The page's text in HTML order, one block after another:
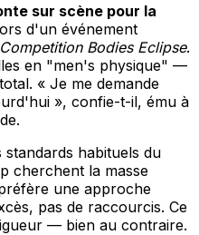
sur scène pour la
d'un événement
Bodies Eclipse.
en "men's physique" —
« Je me demande
», confie-t-il, ému à
habituels du
cherchent la masse
une approche
pas de raccourcis. Ce
— bien au contraire.